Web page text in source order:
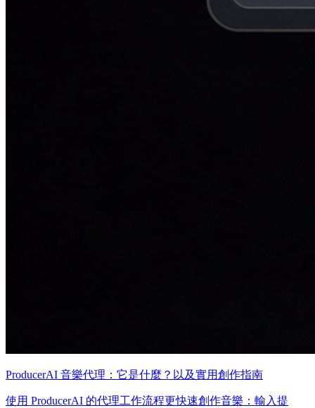
ProducerAI 音樂代理：它是什麼？以及實用創作指南
使用 ProducerAI 的代理工作流程更快速創作音樂：輸入提